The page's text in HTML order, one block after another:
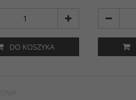
i projektów
DO KOSZYKA